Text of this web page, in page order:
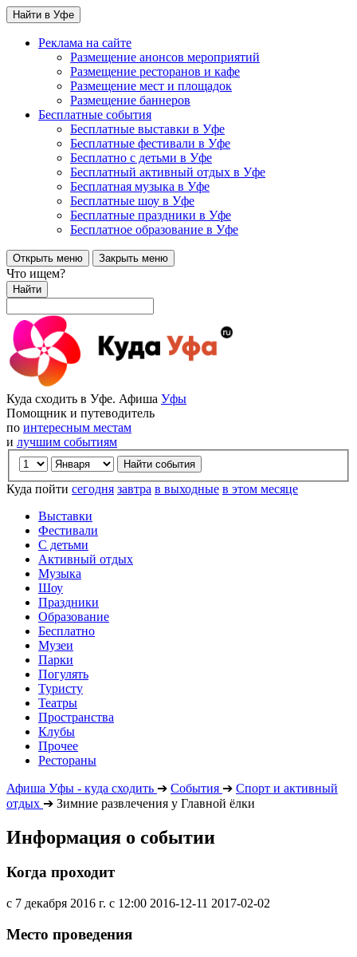
Найти в Уфе
Реклама на сайте
Размещение анонсов мероприятий
Размещение ресторанов и кафе
Размещение мест и площадок
Размещение баннеров
Бесплатные события
Бесплатные выставки в Уфе
Бесплатные фестивали в Уфе
Бесплатно с детьми в Уфе
Бесплатный активный отдых в Уфе
Бесплатная музыка в Уфе
Бесплатные шоу в Уфе
Бесплатные праздники в Уфе
Бесплатное образование в Уфе
Открыть меню Закрыть меню
Что ищем?
Найти
Куда сходить в Уфе. Афиша Уфы
Помощник и путеводитель
по интересным местам
и лучшим событиям
Куда пойти сегодня завтра в выходные в этом месяце
Выставки
Фестивали
С детьми
Активный отдых
Музыка
Шоу
Праздники
Образование
Бесплатно
Музеи
Парки
Погулять
Туристу
Театры
Пространства
Клубы
Прочее
Рестораны
Афиша Уфы - куда сходить ➔ События ➔ Спорт и активный
отдых ➔ Зимние развлечения у Главной ёлки
Информация о событии
Когда проходит
с 7 декабря 2016 г. с 12:00 2016-12-11 2017-02-02
Место проведения